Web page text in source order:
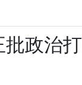
政治